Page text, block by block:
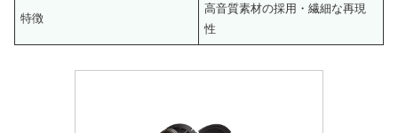
特徴
高音質素材の採用・繊細な再現
性